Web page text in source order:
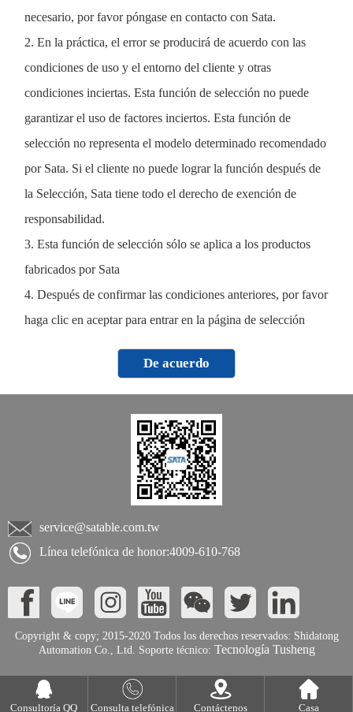
necesario, por favor póngase en contacto con Sata.
2. En la práctica, el error se producirá de acuerdo con las
condiciones de uso y el entorno del cliente y otras
condiciones inciertas. Esta función de selección no puede
garantizar el uso de factores inciertos. Esta función de
selección no representa el modelo determinado recomendado
por Sata. Si el cliente no puede lograr la función después de
la Selección, Sata tiene todo el derecho de exención de
responsabilidad.
3. Esta función de selección sólo se aplica a los productos
fabricados por Sata
4. Después de confirmar las condiciones anteriores, por favor
haga clic en aceptar para entrar en la página de selección
De acuerdo
service@satable.com.tw
Línea telefónica de honor:4009-610-768
Copyright & copy; 2015-2020 Todos los derechos reservados: Shidatong
Automation Co., Ltd. Soporte técnico: Tecnología Tusheng
Consultoría QQ Consulta telefónica Contáctenos Casa